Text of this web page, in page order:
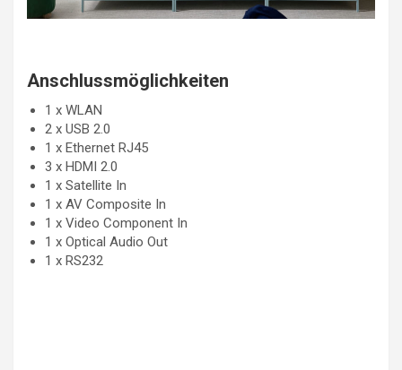
Anschlussmöglichkeiten
1 x WLAN
2 x USB 2.0
1 x Ethernet RJ45
3 x HDMI 2.0
1 x Satellite In
1 x AV Composite In
1 x Video Component In
1 x Optical Audio Out
1 x RS232